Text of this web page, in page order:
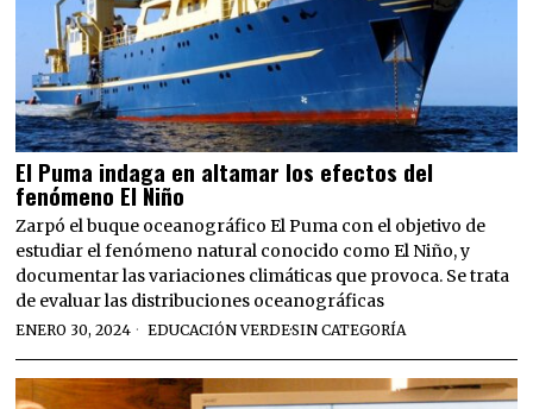
El Puma indaga en altamar los efectos del
fenómeno El Niño
Zarpó el buque oceanográfico El Puma con el objetivo de
estudiar el fenómeno natural conocido como El Niño, y
documentar las variaciones climáticas que provoca. Se trata
de evaluar las distribuciones oceanográficas
ENERO 30, 2024 EDUCACIÓN VERDE·SIN CATEGORÍA